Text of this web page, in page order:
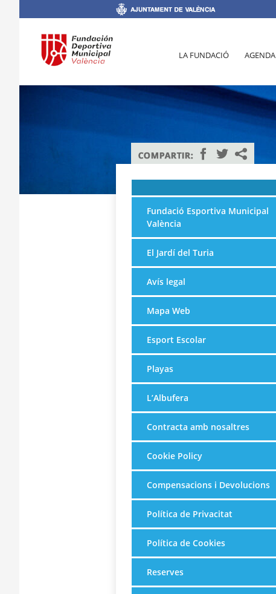
LA FUNDACIÓ AGENDA
Fundació Esportiva Municipal
València
El Jardí del Turia
Avís legal
Mapa Web
Esport Escolar
Playas
L’Albufera
Contracta amb nosaltres
Cookie Policy
Compensacions i Devolucions
Política de Privacitat
Política de Cookies
Reserves